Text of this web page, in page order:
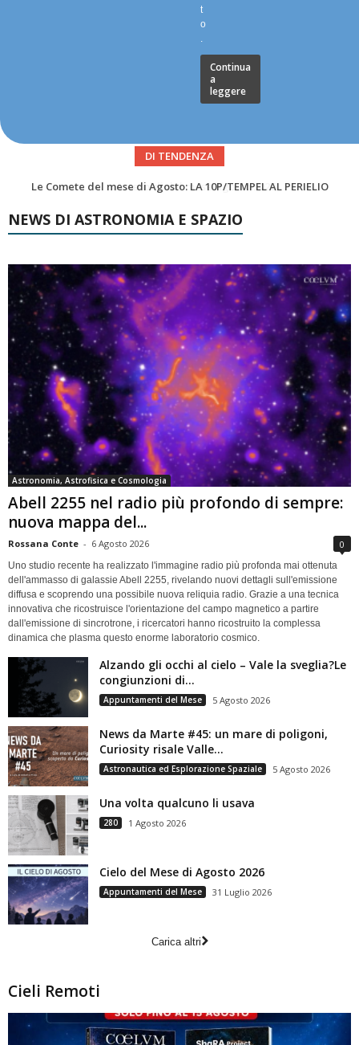
t
o
.
Continua
a
leggere
DI TENDENZA
Asteroidi del mese Agosto 2026
NEWS DI ASTRONOMIA E SPAZIO
Astronomia, Astrofisica e Cosmologia
Abell 2255 nel radio più profondo di sempre:
nuova mappa del...
Rossana Conte - 6 Agosto 2026 0
Uno studio recente ha realizzato l'immagine radio più profonda mai ottenuta
dell'ammasso di galassie Abell 2255, rivelando nuovi dettagli sull'emissione
diffusa e scoprendo una possibile nuova reliquia radio. Grazie a una tecnica
innovativa che ricostruisce l'orientazione del campo magnetico a partire
dall'emissione di sincrotrone, i ricercatori hanno ricostruito la complessa
dinamica che plasma questo enorme laboratorio cosmico.
Alzando gli occhi al cielo – Vale la sveglia?Le
congiunzioni di...
Appuntamenti del Mese 5 Agosto 2026
News da Marte #45: un mare di poligoni,
Curiosity risale Valle...
Astronautica ed Esplorazione Spaziale 5 Agosto 2026
Una volta qualcuno li usava
280 1 Agosto 2026
Cielo del Mese di Agosto 2026
Appuntamenti del Mese 31 Luglio 2026
Carica altri
Cieli Remoti